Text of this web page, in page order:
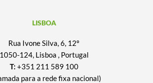
LISBOA
Rua Ivone Silva, 6, 12º
1050-124, Lisboa , Portugal
T: +351 211 589 100
para a rede fixa nacional)